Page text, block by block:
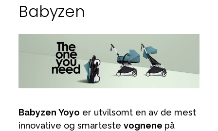
Babyzen
Babyzen Yoyo er utvilsomt en av de mest
innovative og smarteste vognene på
Varemerker
Sol og bading Outlet
Veiledning
Kontakt oss på
Butikken vår